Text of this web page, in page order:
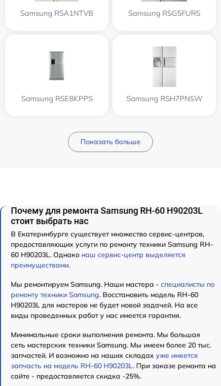
Samsung RSA1NTVB Samsung RSG5FURS
Samsung RSE8KPPS Samsung RSH7PNSW
Показать больше
Почему для ремонта Samsung RH-60 H90203L
стоит выбрать нас
В Екатеринбурге существует множество сервис-центров,
предоставляющих услуги по ремонту техники Samsung RH-
60 H90203L. Однако наш сервис-центр выделяется
преимуществами.
Мы ремонтируем Samsung. Наши мастера - специалисты по
ремонту техники Samsung. Восстановить модель RH-60
H90203L для мастеров не будет новой задачей. На все
виды проведенных работ у нас имеется гарантия.
Минимальные сроки выполнения ремонта. Мы большая
сеть мастерских техники Samsung. Мы имеем более 20 тыс.
запчастей. И возможно на наших складах уже имеется
запчасть на модель RH-60 H90203L. При заказе ремонта на
сайте - предоставляется скидка -25%.